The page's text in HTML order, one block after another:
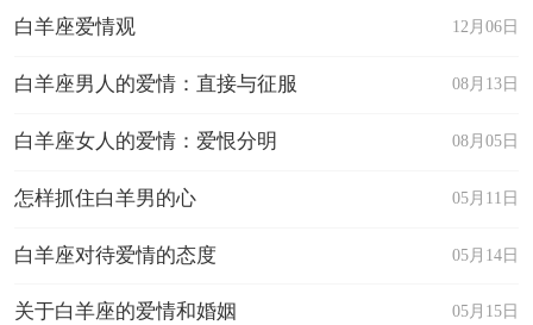
12月06日
白羊座爱情观
08月13日
白羊座男人的爱情：直接与征服
08月05日
白羊座女人的爱情：爱恨分明
05月11日
怎样抓住白羊男的心
05月14日
白羊座对待爱情的态度
05月15日
关于白羊座的爱情和婚姻